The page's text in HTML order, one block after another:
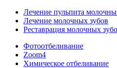
Лечение пульпита
Лечение молочных зубов
Реставрация молочных
Фотоотбеливание
Zoom4
Химическое отбеливание